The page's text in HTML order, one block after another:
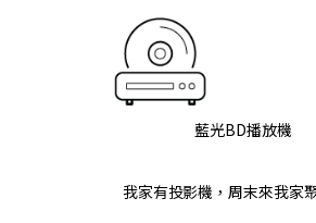
藍光BD播放機
我家有投影機，周末來我家